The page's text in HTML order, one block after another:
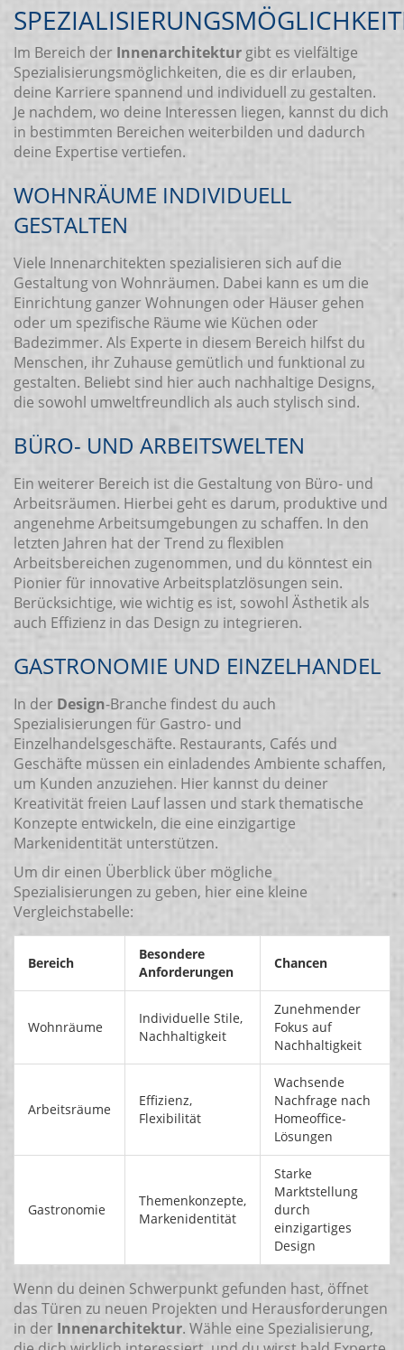
Im Bereich der Innenarchitektur gibt es vielfältige
Spezialisierungsmöglichkeiten, die es dir erlauben,
deine Karriere spannend und individuell zu gestalten.
Je nachdem, wo deine Interessen liegen, kannst du dich
in bestimmten Bereichen weiterbilden und dadurch
deine Expertise vertiefen.
WOHNRÄUME INDIVIDUELL
GESTALTEN
Viele Innenarchitekten spezialisieren sich auf die
Gestaltung von Wohnräumen. Dabei kann es um die
Einrichtung ganzer Wohnungen oder Häuser gehen
oder um spezifische Räume wie Küchen oder
Badezimmer. Als Experte in diesem Bereich hilfst du
Menschen, ihr Zuhause gemütlich und funktional zu
gestalten. Beliebt sind hier auch nachhaltige Designs,
die sowohl umweltfreundlich als auch stylisch sind.
BÜRO- UND ARBEITSWELTEN
Ein weiterer Bereich ist die Gestaltung von Büro- und
Arbeitsräumen. Hierbei geht es darum, produktive und
angenehme Arbeitsumgebungen zu schaffen. In den
letzten Jahren hat der Trend zu flexiblen
Arbeitsbereichen zugenommen, und du könntest ein
Pionier für innovative Arbeitsplatzlösungen sein.
Berücksichtige, wie wichtig es ist, sowohl Ästhetik als
auch Effizienz in das Design zu integrieren.
GASTRONOMIE UND EINZELHANDEL
In der Design-Branche findest du auch
Spezialisierungen für Gastro- und
Einzelhandelsgeschäfte. Restaurants, Cafés und
Geschäfte müssen ein einladendes Ambiente schaffen,
um Kunden anzuziehen. Hier kannst du deiner
Kreativität freien Lauf lassen und stark thematische
Konzepte entwickeln, die eine einzigartige
Markenidentität unterstützen.
Um dir einen Überblick über mögliche
Spezialisierungen zu geben, hier eine kleine
Vergleichstabelle:
Bereich
Besondere
Anforderungen
Chancen
Wohnräume
Individuelle Stile,
Nachhaltigkeit
Zunehmender
Fokus auf
Nachhaltigkeit
Arbeitsräume
Effizienz,
Flexibilität
Wachsende
Nachfrage nach
Homeoffice-
Lösungen
Gastronomie
Themenkonzepte,
Markenidentität
Starke
Marktstellung
durch
einzigartiges
Design
Wenn du deinen Schwerpunkt gefunden hast, öffnet
das Türen zu neuen Projekten und Herausforderungen
in der Innenarchitektur. Wähle eine Spezialisierung,